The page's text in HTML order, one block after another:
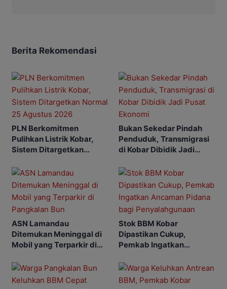
Berita Rekomendasi
PLN Berkomitmen
Pulihkan Listrik Kobar,
Sistem Ditargetkan
Bukan Sekedar Pindah
Penduduk, Transmigrasi
di Kobar Dibidik Jadi
ASN Lamandau
Ditemukan Meninggal di
Mobil yang Terparkir di
Stok BBM Kobar
Dipastikan Cukup,
Pemkab Ingatkan
Penyalahgunaan